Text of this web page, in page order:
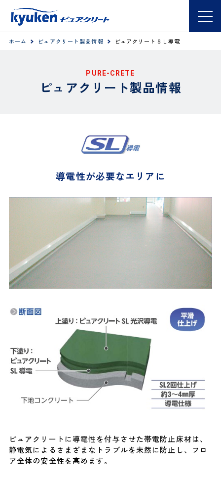
ホーム ピュアクリート製品情報 ピュアクリートＳＬ導電
PURE-CRETE
ピュアクリート製品情報
導電性が必要なエリアに
ピュアクリートに導電性を付与させた帯電防止床材は、
静電気によるさまざまなトラブルを未然に防止し、フロ
ア全体の安全性を高めます。